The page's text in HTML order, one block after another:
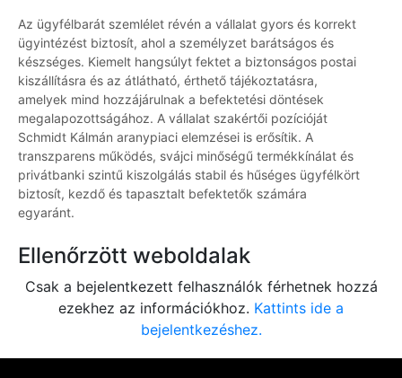
Az ügyfélbarát szemlélet révén a vállalat gyors és korrekt
ügyintézést biztosít, ahol a személyzet barátságos és
készséges. Kiemelt hangsúlyt fektet a biztonságos postai
kiszállításra és az átlátható, érthető tájékoztatásra,
amelyek mind hozzájárulnak a befektetési döntések
megalapozottságához. A vállalat szakértői pozícióját
Schmidt Kálmán aranypiaci elemzései is erősítik. A
transzparens működés, svájci minőségű termékkínálat és
privátbanki szintű kiszolgálás stabil és hűséges ügyfélkört
biztosít, kezdő és tapasztalt befektetők számára
egyaránt.
Ellenőrzött weboldalak
Csak a bejelentkezett felhasználók férhetnek hozzá
ezekhez az információkhoz. Kattints ide a
bejelentkezéshez.